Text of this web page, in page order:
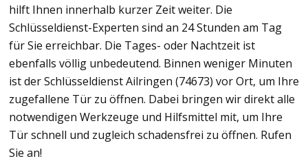
hilft Ihnen innerhalb kurzer Zeit weiter. Die
Schlüsseldienst-Experten sind an 24 Stunden am Tag
für Sie erreichbar. Die Tages- oder Nachtzeit ist
ebenfalls völlig unbedeutend. Binnen weniger Minuten
ist der Schlüsseldienst Ailringen (74673) vor Ort, um Ihre
zugefallene Tür zu öffnen. Dabei bringen wir direkt alle
notwendigen Werkzeuge und Hilfsmittel mit, um Ihre
Tür schnell und zugleich schadensfrei zu öffnen. Rufen
Sie an!